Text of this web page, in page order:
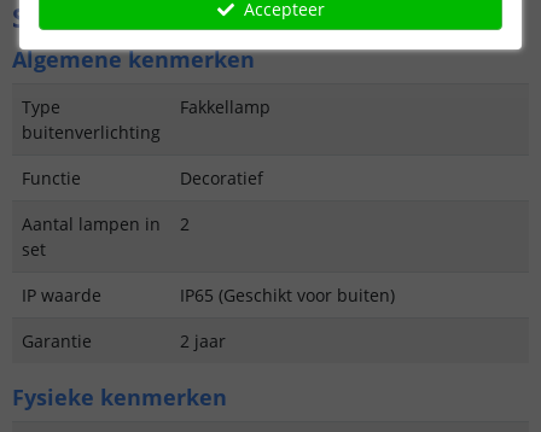
Specificaties
Algemene kenmerken
Type
buitenverlichting
Fakkellamp
Functie
Decoratief
Aantal lampen in
set
2
IP waarde
IP65 (Geschikt voor buiten)
Garantie
2 jaar
Fysieke kenmerken
Accepteer